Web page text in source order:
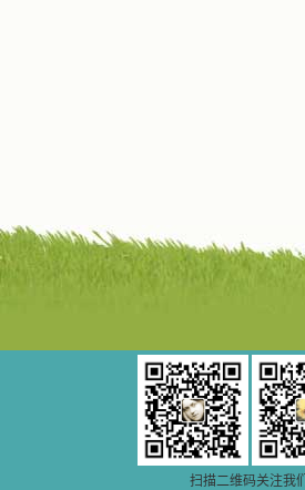
扫描二维码关注我们